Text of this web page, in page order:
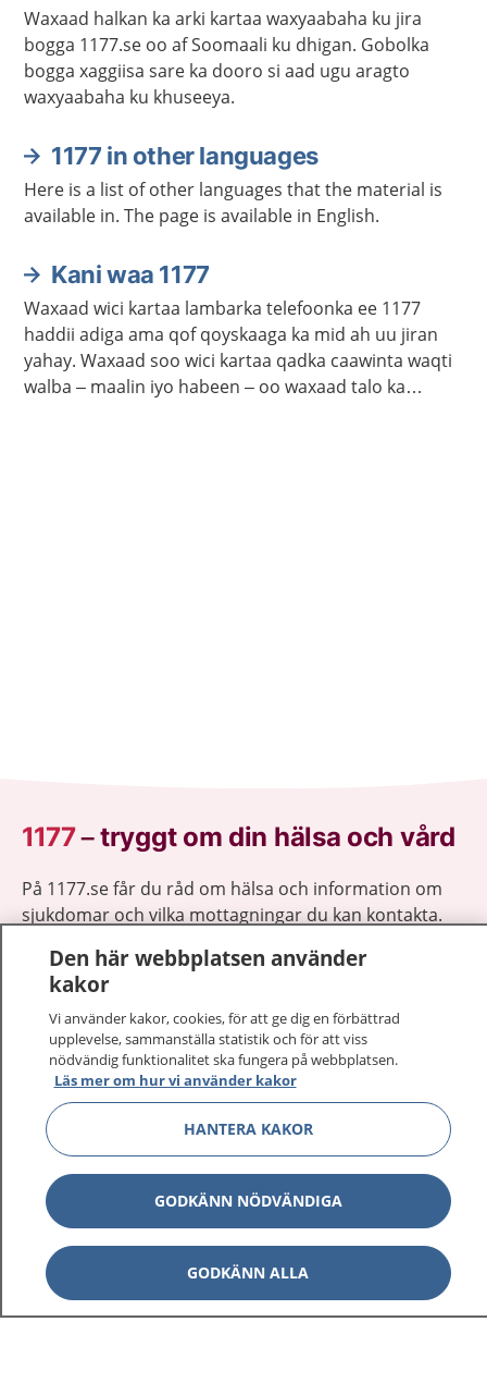
Waxaad halkan ka arki kartaa waxyaabaha ku jira
bogga 1177.se oo af Soomaali ku dhigan. Gobolka
bogga xaggiisa sare ka dooro si aad ugu aragto
waxyaabaha ku khuseeya.
1177 in other languages
Here is a list of other languages that the material is
available in. The page is available in English.
Kani waa 1177
Waxaad wici kartaa lambarka telefoonka ee 1177
haddii adiga ama qof qoyskaaga ka mid ah uu jiran
yahay. Waxaad soo wici kartaa qadka caawinta waqti
walba – maalin iyo habeen – oo waxaad talo ka
1177–tryggt om din hälsa och vård
På 1177.se får du råd om hälsa och information om
sjukdomar och vilka mottagningar du kan kontakta.
vårdärenden. Ring telefonnummer 1177 för
sjukvårdsrådgivning dygnet runt.
1177 ger dig råd när du vill må bättre.
Show
Om 1177 Show
Kontakt Show
Den här webbplatsen använder
kakor
Vi använder kakor, cookies, för att ge dig en förbättrad
upplevelse, sammanställa statistik och för att viss
nödvändig funktionalitet ska fungera på webbplatsen.
Läs mer om hur vi använder kakor
HANTERA KAKOR
GODKÄNN NÖDVÄNDIGA
GODKÄNN ALLA